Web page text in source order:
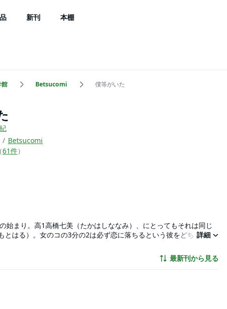
新刊 本棚
館 Betsucomi 僕等がいた
Betsucomi
（61件）
始まり。高1高橋七美（たかはしななみ）、にとってもそれは同じ
はる）。女のコの3分の2は必ず恋に落ちるという彼をどちらかと
詳細
最新刊から見る